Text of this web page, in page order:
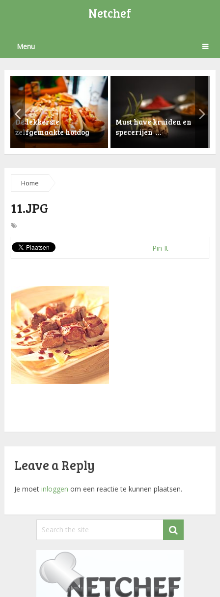
Netchef
Menu
De lekkerste
zelfgemaakte hotdog
Must have kruiden en
specerijen …
Home
11.JPG
Pin It
Leave a Reply
Je moet inloggen om een reactie te kunnen plaatsen.